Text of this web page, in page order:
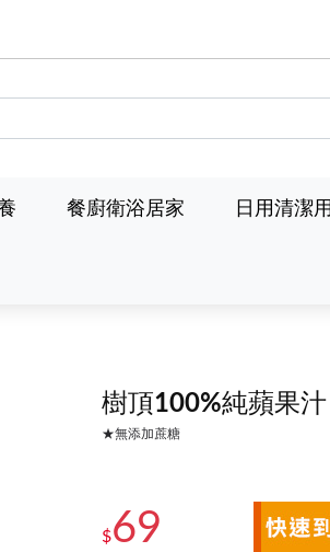
餐廚衛浴居家 日用清潔
樹頂100%純蘋果
★無添加蔗糖
$69